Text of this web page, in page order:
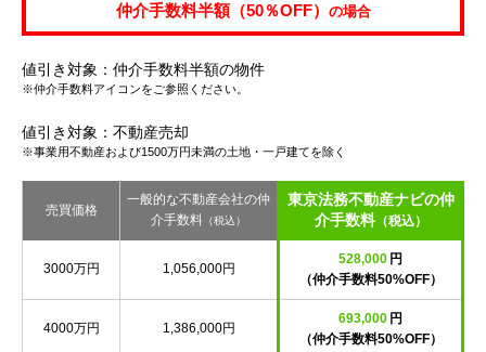
仲介手数料半額（50％OFF） の場合
値引き対象：仲介手数料半額の物件
※仲介手数料アイコンをご参照ください。
値引き対象：不動産売却
※事業用不動産および1500万円未満の土地・一戸建てを除く
売買価格
一般的な不動産会社の仲
介手数料 （税込）
東京法務不動産ナビの仲
介手数料（税込）
3000万円 1,056,000円
528,000 円
（仲介手数料50%OFF）
4000万円 1,386,000円
693,000 円
（仲介手数料50%OFF）